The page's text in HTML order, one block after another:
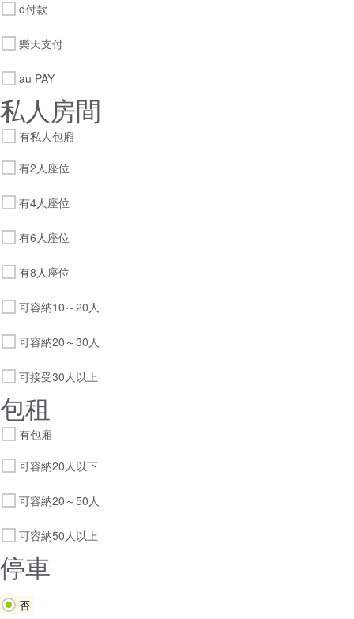
d付款
樂天支付
au PAY
私人房間
有私人包廂
有2人座位
有4人座位
有6人座位
有8人座位
可容納10～20人
可容納20～30人
可接受30人以上
包租
有包廂
可容納20人以下
可容納20～50人
可容納50人以上
停車
否